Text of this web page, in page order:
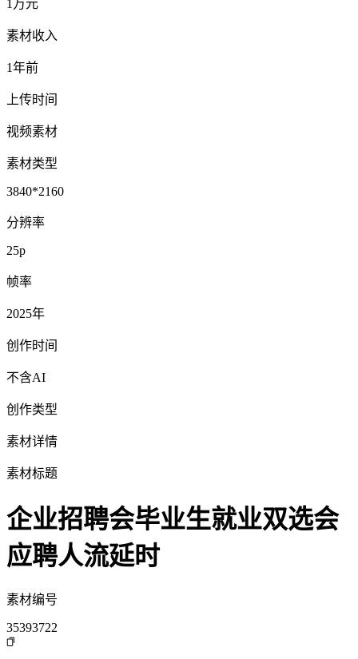
1万元
素材收入
1年前
上传时间
视频素材
素材类型
3840*2160
分辨率
25p
帧率
2025年
创作时间
不含AI
创作类型
素材详情
素材标题
企业招聘会毕业生就业双选会
应聘人流延时
素材编号
35393722